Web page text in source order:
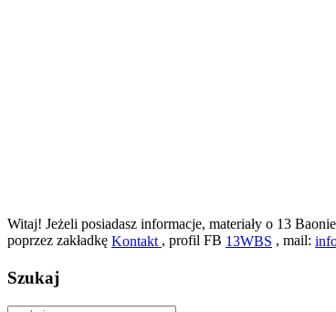
Witaj! Jeżeli posiadasz informacje, materiały o 13
poprzez zakładkę Kontakt , profil FB 13WBS , mail:
Szukaj